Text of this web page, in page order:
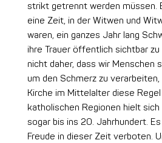
strikt getrennt werden müssen.
eine Zeit, in der Witwen und
waren, ein ganzes Jahr lang
ihre Trauer öffentlich sichtbar zu
nicht daher, dass wir Menschen
um den Schmerz zu
Kirche im Mittelalter diese
katholischen Regionen hielt sich
sogar bis ins 20. Jahrhundert.
Freude in dieser Zeit verboten.